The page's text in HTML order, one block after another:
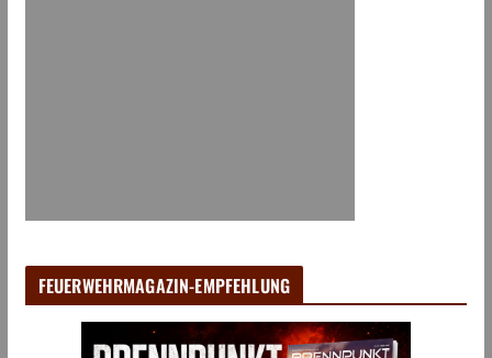
FEUERWEHRMAGAZIN-EMPFEHLUNG